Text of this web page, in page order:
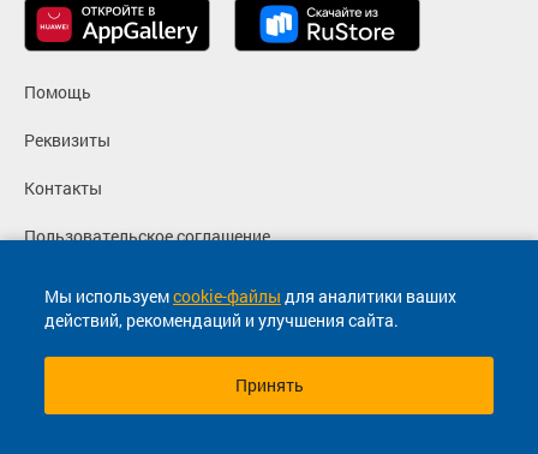
Мы используемcookie-файлы для аналитики ваших
действий, рекомендаций и улучшения сайта.
Принять
Помощь
Реквизиты
Контакты
Пользовательское соглашение
Политика конфиденциальности
Согласие на маркетинговые сообщения
© 2013-2026, ООО "Капитал"- Онлайн сервис продажи